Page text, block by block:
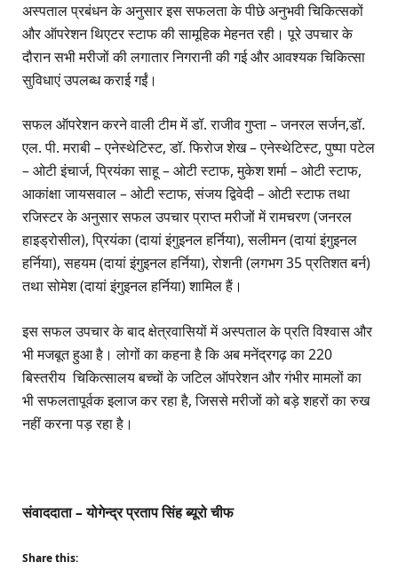
अस्पताल प्रबंधन के अनुसार इस सफलता के पीछे अनुभवी चिकित्सकों
और ऑपरेशन थिएटर स्टाफ की सामूहिक मेहनत रही। पूरे उपचार के
दौरान सभी मरीजों की लगातार निगरानी की गई और आवश्यक चिकित्सा
सुविधाएं उपलब्ध कराई गईं।
सफल ऑपरेशन करने वाली टीम में डॉ. राजीव गुप्ता – जनरल सर्जन,डॉ.
एल. पी. मराबी – एनेस्थेटिस्ट, डॉ. फिरोज शेख – एनेस्थेटिस्ट, पुष्पा पटेल
– ओटी इंचार्ज, प्रियंका साहू – ओटी स्टाफ, मुकेश शर्मा – ओटी स्टाफ,
आकांक्षा जायसवाल – ओटी स्टाफ, संजय द्विवेदी – ओटी स्टाफ तथा
रजिस्टर के अनुसार सफल उपचार प्राप्त मरीजों में रामचरण (जनरल
हाइड्रोसील), प्रियंका (दायां इंगुइनल हर्निया), सलीमन (दायां इंगुइनल
हर्निया), सहयम (दायां इंगुइनल हर्निया), रोशनी (लगभग 35 प्रतिशत बर्न)
तथा सोमेश (दायां इंगुइनल हर्निया) शामिल हैं।
इस सफल उपचार के बाद क्षेत्रवासियों में अस्पताल के प्रति विश्वास और
भी मजबूत हुआ है। लोगों का कहना है कि अब मनेंद्रगढ़ का 220
बिस्तरीय चिकित्सालय बच्चों के जटिल ऑपरेशन और गंभीर मामलों का
भी सफलतापूर्वक इलाज कर रहा है, जिससे मरीजों को बड़े शहरों का रुख
नहीं करना पड़ रहा है।
संवाददाता – योगेन्द्र प्रताप सिंह ब्यूरो चीफ
Share this: